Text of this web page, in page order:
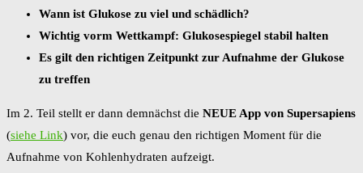
Wann ist Glukose zu viel und schädlich?
Wichtig vorm Wettkampf: Glukosespiegel stabil halten
Es gilt den richtigen Zeitpunkt zur Aufnahme der Glukose
zu treffen
Im 2. Teil stellt er dann demnächst die NEUE App von Supersapiens
(siehe Link) vor, die euch genau den richtigen Moment für die
Aufnahme von Kohlenhydraten aufzeigt.